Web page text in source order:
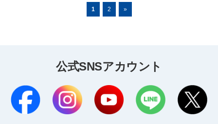
1 2 »
公式SNSアカウント